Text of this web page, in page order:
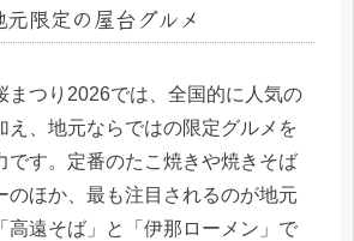
限定の屋台グルメ
つり2026では、全国的に人気の
え、地元ならではの限定グルメを
です。定番のたこ焼きや焼きそば
のほか、最も注目されるのが地元
高遠そば」と「伊那ローメン」で